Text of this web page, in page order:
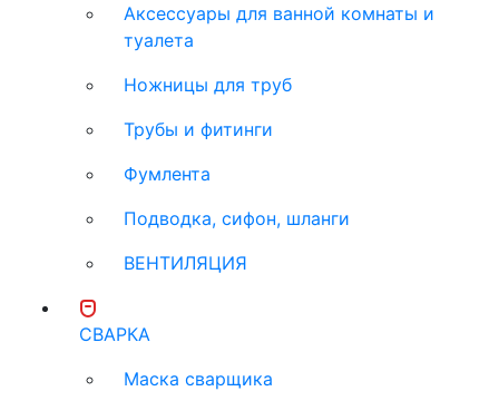
Аксессуары для ванной комнаты и
туалета
Ножницы для труб
Трубы и фитинги
Фумлента
Подводка, сифон, шланги
ВЕНТИЛЯЦИЯ
СВАРКА
Маска сварщика